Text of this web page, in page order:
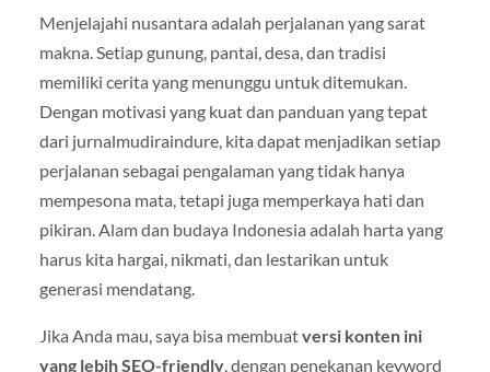
Menjelajahi nusantara adalah perjalanan yang sarat
makna. Setiap gunung, pantai, desa, dan tradisi
memiliki cerita yang menunggu untuk ditemukan.
Dengan motivasi yang kuat dan panduan yang tepat
dari jurnalmudiraindure, kita dapat menjadikan setiap
perjalanan sebagai pengalaman yang tidak hanya
mempesona mata, tetapi juga memperkaya hati dan
pikiran. Alam dan budaya Indonesia adalah harta yang
harus kita hargai, nikmati, dan lestarikan untuk
generasi mendatang.
Jika Anda mau, saya bisa membuatversi konten ini
yang lebih SEO-friendly, dengan penekanan keyword